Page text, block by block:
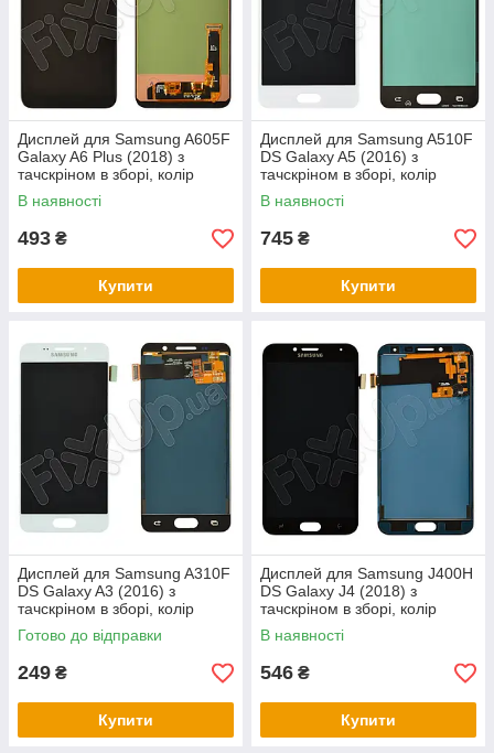
Дисплей для Samsung A605F
Galaxy A6 Plus (2018) з
тачскріном в зборі, колір
чорний, TFT з регулюванням
В наявності
493 ₴
Купити
Дисплей для Samsung A510F
DS Galaxy A5 (2016) з
тачскріном в зборі, колір
білий, OLED
В наявності
745 ₴
Купити
Дисплей для Samsung A310F
DS Galaxy A3 (2016) з
тачскріном в зборі, колір
білий, TFT c регулюванням
Готово до відправки
249 ₴
Купити
Дисплей для Samsung J400H
DS Galaxy J4 (2018) з
тачскріном в зборі, колір
чорний, TFT з регулюванням
В наявності
546 ₴
Купити